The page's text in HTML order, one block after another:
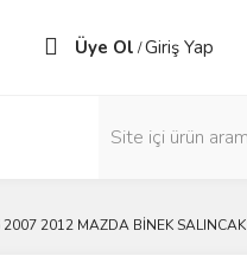
Üye Ol /Giriş Yap
2012 MAZDA BİNEK SALINCAK